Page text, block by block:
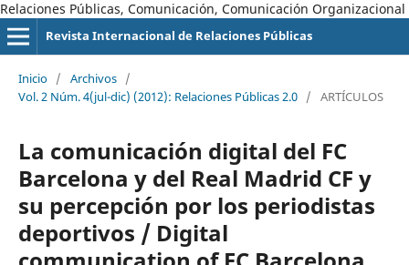
Relaciones Públicas, Comunicación, Comunicación Organizacional
Revista Internacional de Relaciones Públicas
Inicio / Archivos /
Vol. 2 Núm. 4(jul-dic) (2012): Relaciones Públicas 2.0 / ARTÍCULOS
La comunicación digital del FC
Barcelona y del Real Madrid CF y
su percepción por los periodistas
deportivos / Digital